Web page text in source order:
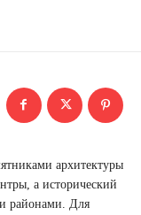
архитектуры
а исторический
районами. Для